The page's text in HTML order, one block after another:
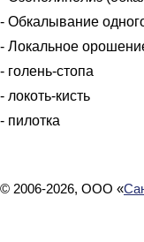
- Обкалывание
- Локальное
- голень-стопа
- локоть-кисть
- пилотка
© 2006-2026, ООО «